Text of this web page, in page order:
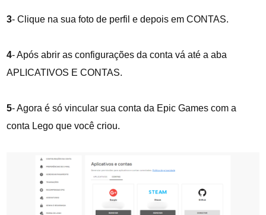
3- Clique na sua foto de perfil e depois em CONTAS.
4- Após abrir as configurações da conta vá até a aba
APLICATIVOS E CONTAS.
5- Agora é só vincular sua conta da Epic Games com a
conta Lego que você criou.